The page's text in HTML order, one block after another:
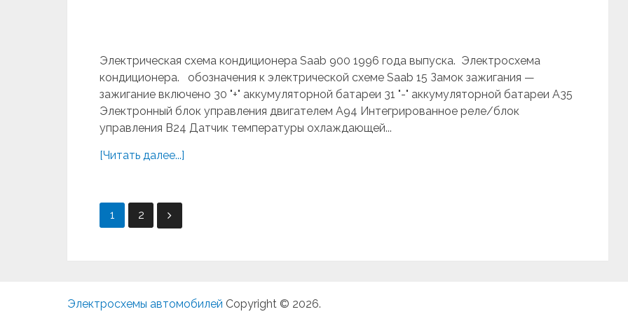
Электрическая схема кондиционера Saab 900 1996 года выпуска. Электросхема
кондиционера. обозначения к электрической схеме Saab 15 Замок зажигания —
зажигание включено 30 "+" аккумуляторной батареи 31 "-" аккумуляторной батареи A35
Электронный блок управления двигателем A94 Интегрированное реле/блок
управления B24 Датчик температуры охлаждающей...
[Читать далее...]
Навигация
1 2
Электросхемы автомобилей Copyright © 2026.